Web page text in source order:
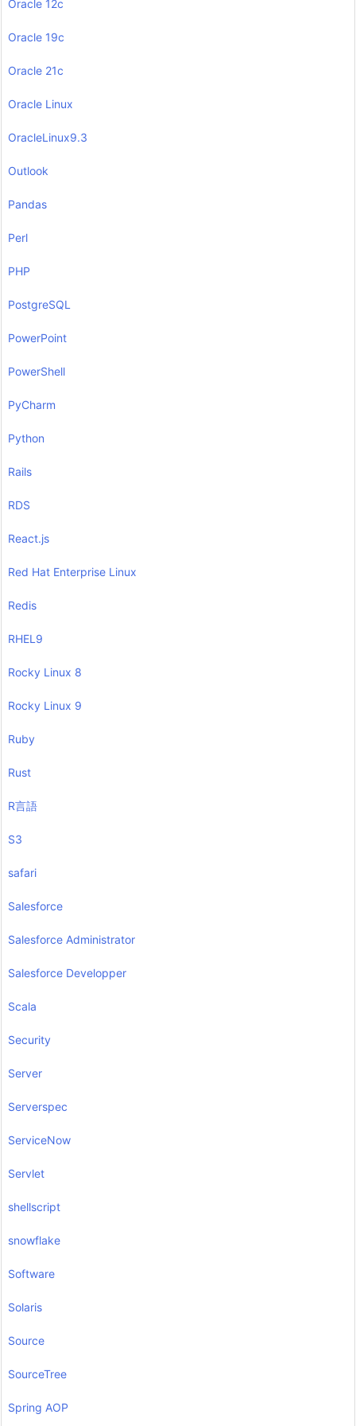
Oracle 12c
Oracle 19c
Oracle 21c
Oracle Linux
OracleLinux9.3
Outlook
Pandas
Perl
PHP
PostgreSQL
PowerPoint
PowerShell
PyCharm
Python
Rails
RDS
React.js
Red Hat Enterprise Linux
Redis
RHEL9
Rocky Linux 8
Rocky Linux 9
Ruby
Rust
R言語
S3
safari
Salesforce
Salesforce Administrator
Salesforce Developper
Scala
Security
Server
Serverspec
ServiceNow
Servlet
shellscript
snowflake
Software
Solaris
Source
SourceTree
Spring AOP